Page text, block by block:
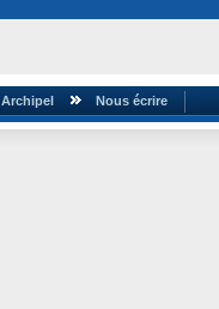
Archipel Nous écrire